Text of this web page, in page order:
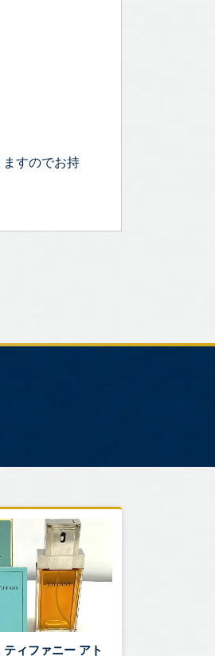
すのでお持
ィファニー アト